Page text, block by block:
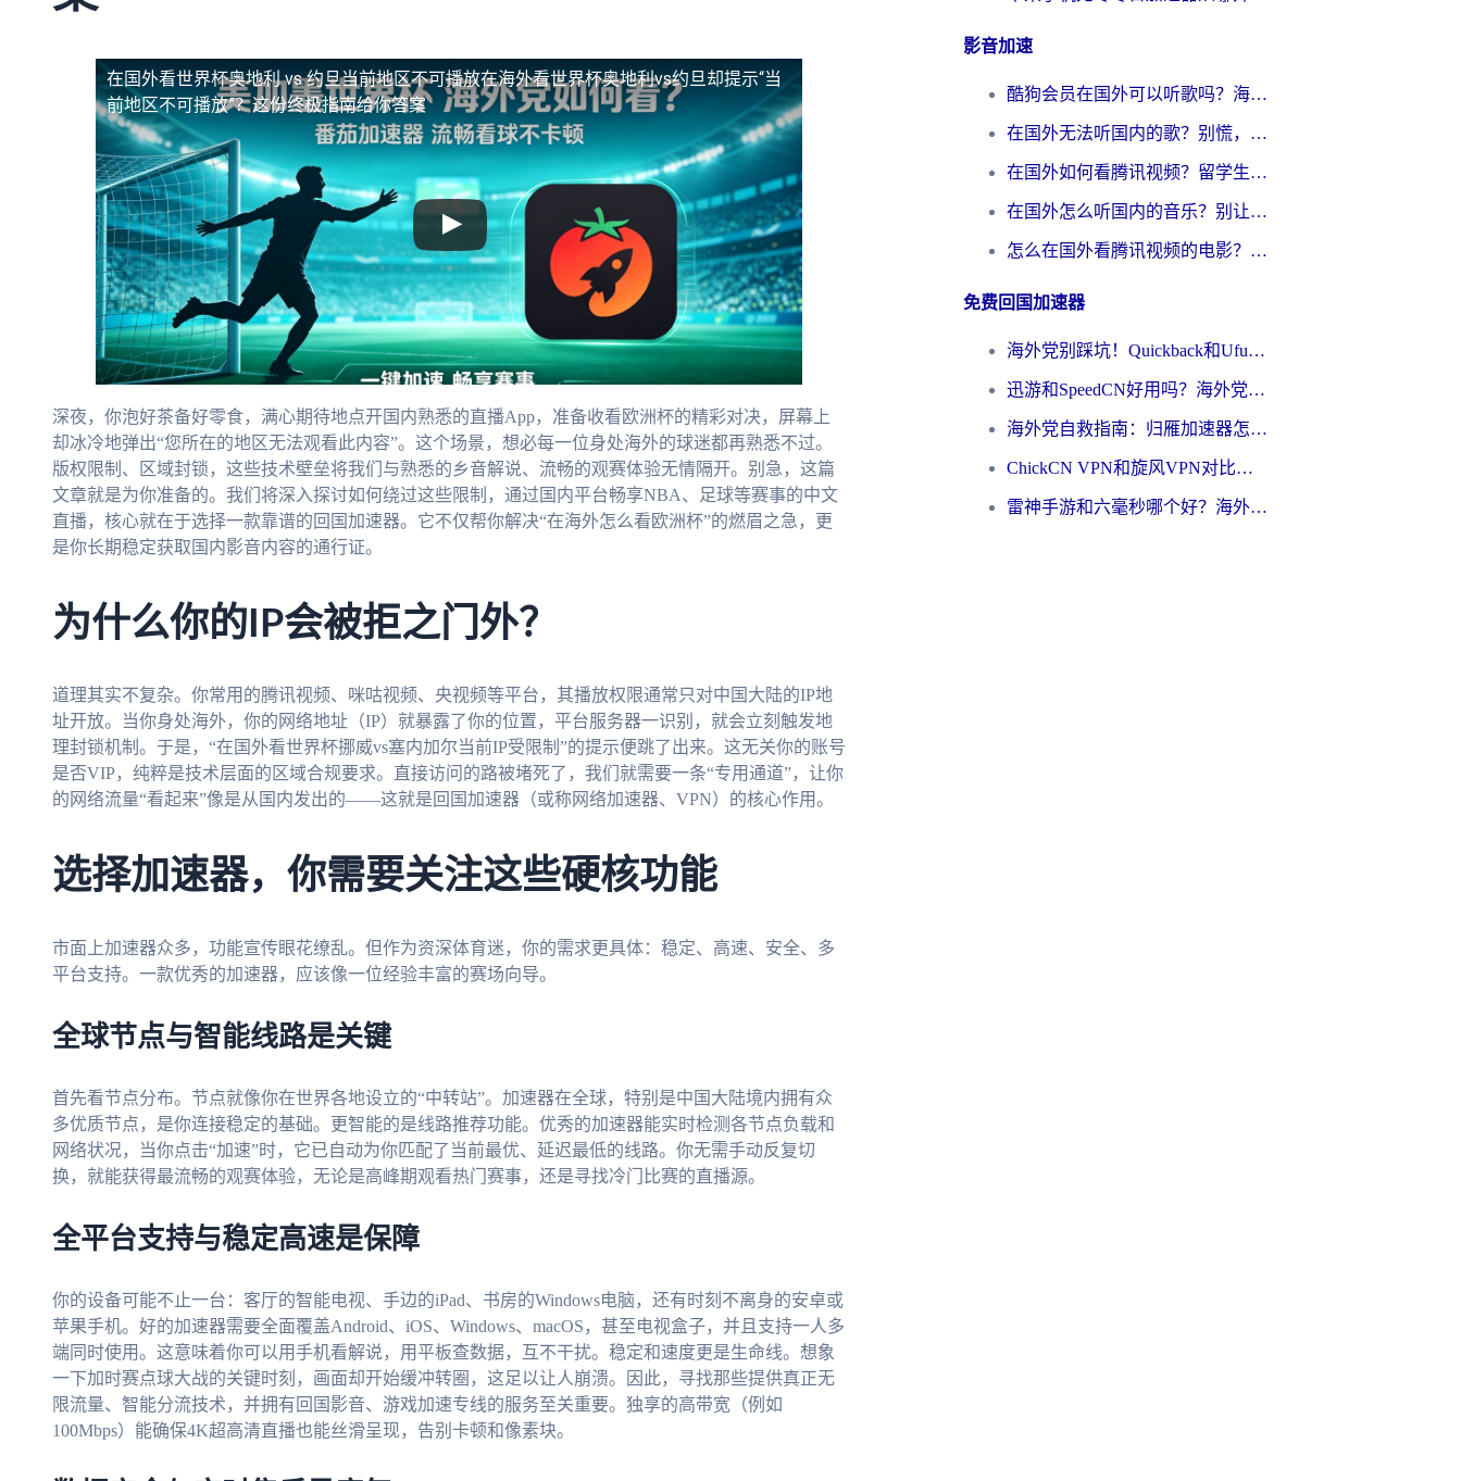
在国外看世界杯奥地利 vs 约旦当前地区不可播放在海外看世界杯奥地利vs约旦却提示“当
前地区不可播放”？这份终极指南给你答案
深夜，你泡好茶备好零食，满心期待地点开国内熟悉的直播App，准备收看欧洲杯的精彩对决，屏幕上
却冰冷地弹出“您所在的地区无法观看此内容”。这个场景，想必每一位身处海外的球迷都再熟悉不过。
版权限制、区域封锁，这些技术壁垒将我们与熟悉的乡音解说、流畅的观赛体验无情隔开。别急，这篇
文章就是为你准备的。我们将深入探讨如何绕过这些限制，通过国内平台畅享NBA、足球等赛事的中文
直播，核心就在于选择一款靠谱的回国加速器。它不仅帮你解决“在海外怎么看欧洲杯”的燃眉之急，更
是你长期稳定获取国内影音内容的通行证。
为什么你的IP会被拒之门外？
道理其实不复杂。你常用的腾讯视频、咪咕视频、央视频等平台，其播放权限通常只对中国大陆的IP地
址开放。当你身处海外，你的网络地址（IP）就暴露了你的位置，平台服务器一识别，就会立刻触发地
理封锁机制。于是，“在国外看世界杯挪威vs塞内加尔当前IP受限制”的提示便跳了出来。这无关你的账号
是否VIP，纯粹是技术层面的区域合规要求。直接访问的路被堵死了，我们就需要一条“专用通道”，让你
的网络流量“看起来”像是从国内发出的——这就是回国加速器（或称网络加速器、VPN）的核心作用。
选择加速器，你需要关注这些硬核功能
市面上加速器众多，功能宣传眼花缭乱。但作为资深体育迷，你的需求更具体：稳定、高速、安全、多
平台支持。一款优秀的加速器，应该像一位经验丰富的赛场向导。
全球节点与智能线路是关键
首先看节点分布。节点就像你在世界各地设立的“中转站”。加速器在全球，特别是中国大陆境内拥有众
多优质节点，是你连接稳定的基础。更智能的是线路推荐功能。优秀的加速器能实时检测各节点负载和
网络状况，当你点击“加速”时，它已自动为你匹配了当前最优、延迟最低的线路。你无需手动反复切
换，就能获得最流畅的观赛体验，无论是高峰期观看热门赛事，还是寻找冷门比赛的直播源。
全平台支持与稳定高速是保障
你的设备可能不止一台：客厅的智能电视、手边的iPad、书房的Windows电脑，还有时刻不离身的安卓或
苹果手机。好的加速器需要全面覆盖Android、iOS、Windows、macOS，甚至电视盒子，并且支持一人多
端同时使用。这意味着你可以用手机看解说，用平板查数据，互不干扰。稳定和速度更是生命线。想象
一下加时赛点球大战的关键时刻，画面却开始缓冲转圈，这足以让人崩溃。因此，寻找那些提供真正无
限流量、智能分流技术，并拥有回国影音、游戏加速专线的服务至关重要。独享的高带宽（例如
100Mbps）能确保4K超高清直播也能丝滑呈现，告别卡顿和像素块。
影音加速
酷狗会员在国外可以听歌吗？海外党亲测有效：3步解决音乐权限难题
在国外无法听国内的歌？别慌，这样操作就能畅听QQ音乐（附亲测加速器推荐）
在国外如何看腾讯视频？留学生亲测有效的回国加速方案
在国外怎么听国内的音乐？别让版权限制断了你的华语歌单
怎么在国外看腾讯视频的电影？海外党亲测有效的回国加速指南
免费回国加速器
海外党别踩坑！Quickback和UfunR好用吗？选对回国加速器才能无缝刷国内资源
迅游和SpeedCN好用吗？海外党如何破解那道看不见的墙
海外党自救指南：归雁加速器怎么样？教你避开坑实现国内资源无缝访问
ChickCN VPN和旋风VPN对比哪个回国效果更好？海外用户的选择困境与出路
雷神手游和六毫秒哪个好？海外党如何真正解锁国内资源